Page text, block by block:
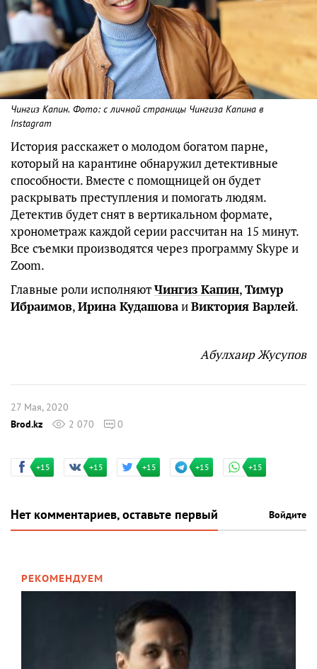
Чингиз Капин. Фото: с личной страницы Чингиза Капина в
Instagram
История расскажет о молодом богатом парне,
который на карантине обнаружил детективные
способности. Вместе с помощницей он будет
раскрывать преступления и помогать людям.
Детектив будет снят в вертикальном формате,
хронометраж каждой серии рассчитан на 15 минут.
Все съемки производятся через программу Skype и
Zoom.
Главные роли исполняютЧингиз Капин,Тимур
Ибраимов,Ирина КудашоваиВиктория Варлей.
Абулхаир Жусупов
27 Мая, 2020
Brod.kz
2 070 0
+15 +15 +15 +15 +15
Нет комментариев, оставьте первый Войдите
РЕКОМЕНДУЕМ